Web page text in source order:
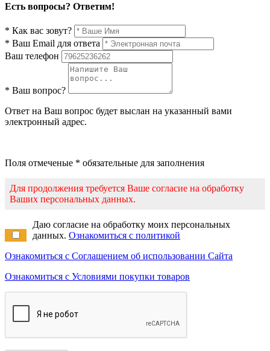
Есть вопросы? Ответим!
* Как вас зовут?
* Ваш Email для ответа
Ваш телефон
* Ваш вопрос?
Ответ на Ваш вопрос будет выслан на указанный вами
электронный адрес.
Поля отмеченые * обязательные для заполнения
Для продолжения требуется Ваше согласие на обработку
Ваших персональных данных.
Даю согласие на обработку моих персональных
данных. Ознакомиться с политикой
Ознакомиться с Соглашением об использовании Сайта
Ознакомиться с Условиями покупки товаров